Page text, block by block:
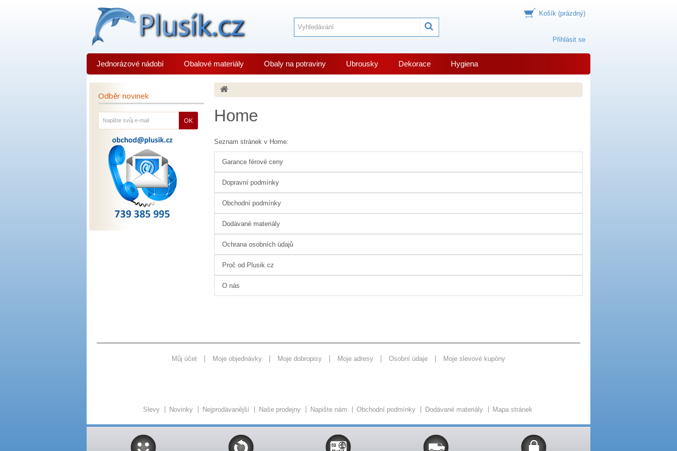
Košík (prázdný)
Přihlásit se
Jednorázové nádobí Obalové materiály Obaly na potraviny Ubrousky Dekorace Hygiena
Odběr novinek
OK Home
Seznam stránek v Home:
Garance férové ceny
Dopravní podmínky
Obchodní podmínky
Dodávané materiály
Ochrana osobních údajů
Proč od Plusik.cz
O nás
Můj účet Moje objednávky Moje dobropisy Moje adresy Osobní údaje Moje slevové kupóny
Slevy Novinky Nejprodávanější Naše prodejny Napište nám Obchodní podmínky Dodávané materiály Mapa stránek